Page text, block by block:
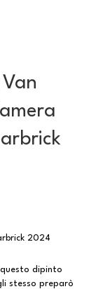
2024
dipinto
stesso preparò